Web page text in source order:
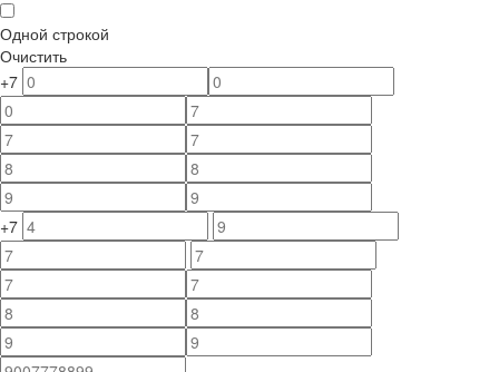
Одной строкой
Очистить
+7
+7